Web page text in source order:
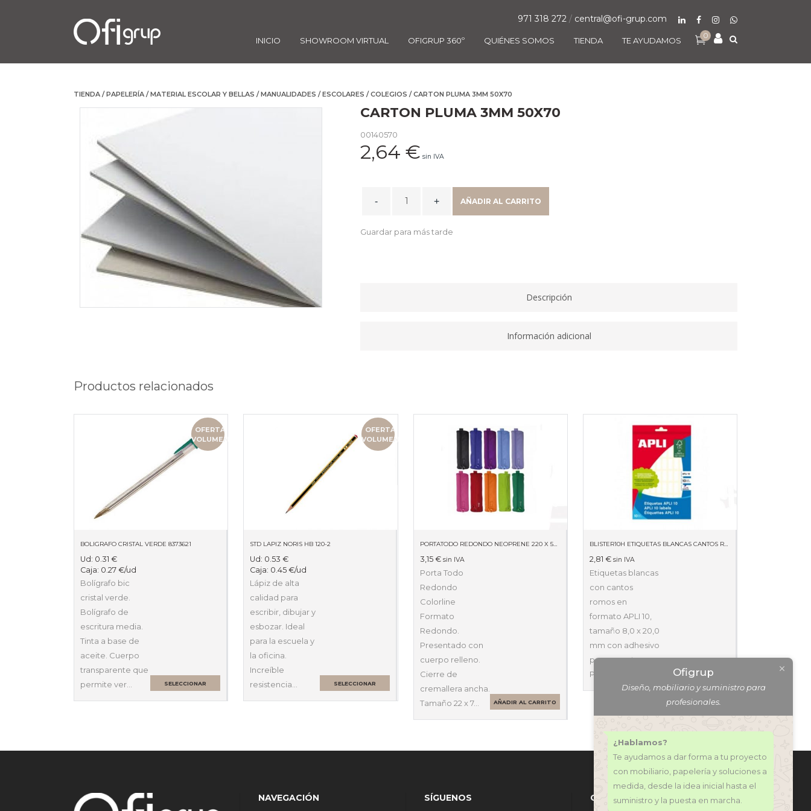
0
INICIO SHOWROOM VIRTUAL OFIGRUP 360º QUIÉNES SOMOS TIENDA TE AYUDAMOS
971 318 272 / central@ofi-grup.com
TIENDA /PAPELERÍA /MATERIAL ESCOLAR Y BELLAS /MANUALIDADES / ESCOLARES /COLEGIOS / CARTON PLUMA 3MM 50X70
CARTON PLUMA 3MM 50X70
00140570
2,64 € sin IVA
50X70
AÑADIR AL CARRITO
Guardar para más tarde
Descripción
Información adicional
Productos relacionados
OFERTA
VOLUMEN
BOLIGRAFO CRISTAL VERDE 8373621
Ud: 0.31 €
Caja: 0.27 €/ud
Bolígrafo bic
cristal verde.
Bolígrafo de
escritura media.
Tinta a base de
aceite. Cuerpo
transparente que
permite ver…
SELECCIONAR
OFERTA
VOLUMEN
STD LAPIZ NORIS HB 120-2
Ud: 0.53€
Caja: 0.45€/ud
Lápiz de alta
calidad para
escribir, dibujar y
esbozar. Ideal
para la escuela y
la oficina.
Increíble
resistencia…
SELECCIONAR
PORTATODO REDONDO NEOPRENE 220 X 50 X 50 59511
3,15 € sin IVA
Porta Todo
Redondo
Colorline
Formato
Redondo.
Presentado con
cuerpo relleno.
Cierre de
cremallera ancha.
Tamaño 22 x 7…
AÑADIR AL CARRITO
BLISTER10H ETIQUETAS BLANCAS CANTOS ROMOS 8 X 20MM 01633
2,81 € sin IVA
Etiquetas blancas
con cantos
romos en
formato APLI 10,
tamaño 8,0 x 20,0
mm con adhesivo
permanente.
Pack…
AÑADIR AL CARRITO
NAVEGACIÓN SÍGUENOS CONTÁCTANOS
Ofigrup
Diseño, mobiliario y suministro para
profesionales.
¿Hablamos?
Te ayudamos a dar forma a tu proyecto
con mobiliario, papelería y soluciones a
medida, desde la idea inicial hasta el
suministro y la puesta en marcha.